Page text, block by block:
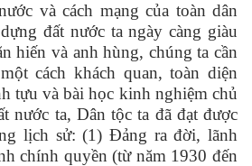
và cách mạng của toàn dân
đất nước ta ngày càng giàu
hiến và anh hùng, chúng ta cần
cách khách quan, toàn diện
tựu và bài học kinh nghiệm chủ
nước ta, Dân tộc ta đã đạt được
lịch sử: (1) Đảng ra đời, lãnh
chính quyền (từ năm 1930 đến